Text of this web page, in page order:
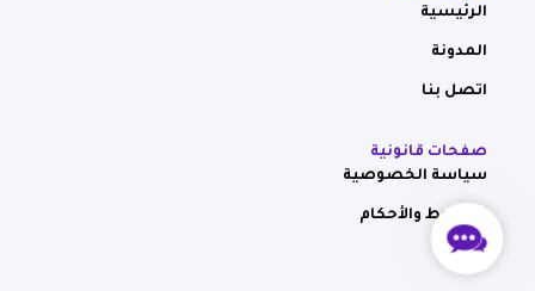
الرئيسية
المدونة
اتصل بنا
صفحات قانونية
سياسة الخصوصية
الشروط والأحكام
Contact
Us